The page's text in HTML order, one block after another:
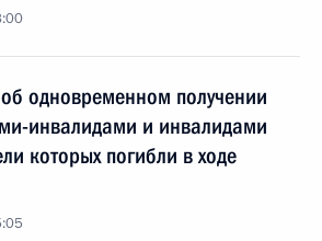
одновременном получении
инвалидами и инвалидами
которых погибли в ходе